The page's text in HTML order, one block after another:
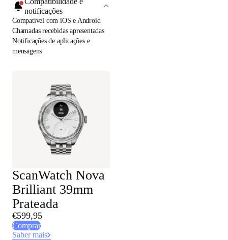
notificações
Compatível com iOS e Android
Chamadas recebidas apresentadas
Notificações de aplicações e
mensagens
ScanWatch Nova
Brilliant 39mm
Prateada
€599,95
Comprar
Saber mais